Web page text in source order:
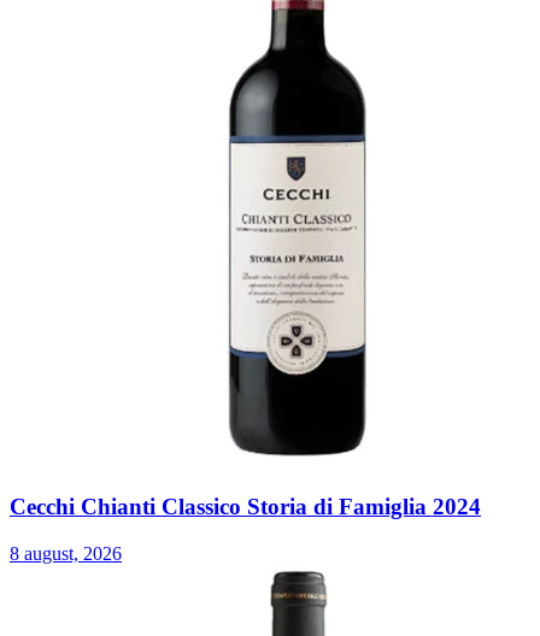
Cecchi Chianti Classico Storia di Famiglia 2024
8 august, 2026